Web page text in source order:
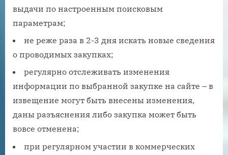
выдачи по настроенным поисковым
параметрам;
не реже раза в 2-3 дня искать новые сведения
о проводимых закупках;
регулярно отслеживать изменения
информации по выбранной закупке на сайте – в
извещение могут быть внесены изменения,
даны разъяснения либо закупка может быть
вовсе отменена;
при регулярном участии в коммерческих